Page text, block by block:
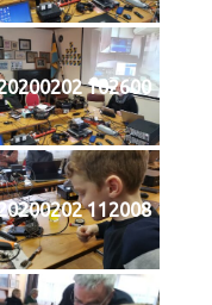
102600
112008